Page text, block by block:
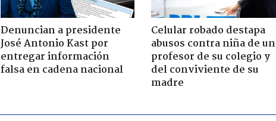
Denuncian a presidente
José Antonio Kast por
entregar información
falsa en cadena nacional
Celular robado destapa
abusos contra niña de un
profesor de su colegio y
del conviviente de su
madre